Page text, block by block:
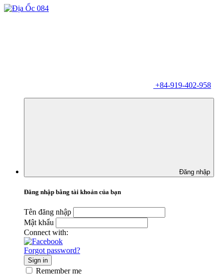
+84-919-402-958
Đăng nhập
Đăng nhập bằng tài khoản của bạn
Tên đăng nhập
Mật khẩu
Connect with:
Forgot password?
Sign in
Remember me